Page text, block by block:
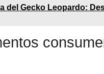
del Gecko Leopardo: